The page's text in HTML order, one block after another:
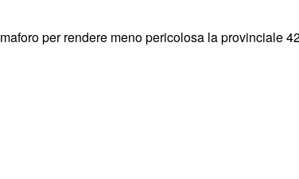
per rendere meno pericolosa la provinciale